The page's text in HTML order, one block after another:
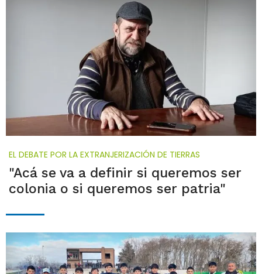
EL DEBATE POR LA EXTRANJERIZACIÓN DE TIERRAS
"Acá se va a definir si queremos ser
colonia o si queremos ser patria"